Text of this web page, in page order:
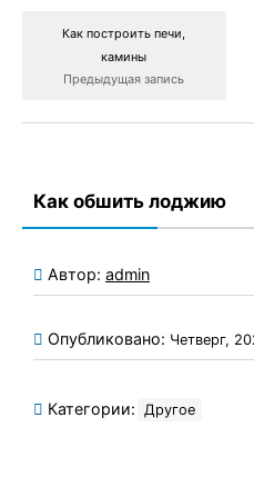
Как построить печи,
камины
Предыдущая запись
Как обшить лоджию
Автор: admin
Опубликовано: Четверг,
Категории: Другое